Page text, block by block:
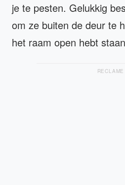
je te pesten. Gelukkig
om ze buiten de deur te
het raam open hebt
RECLAME